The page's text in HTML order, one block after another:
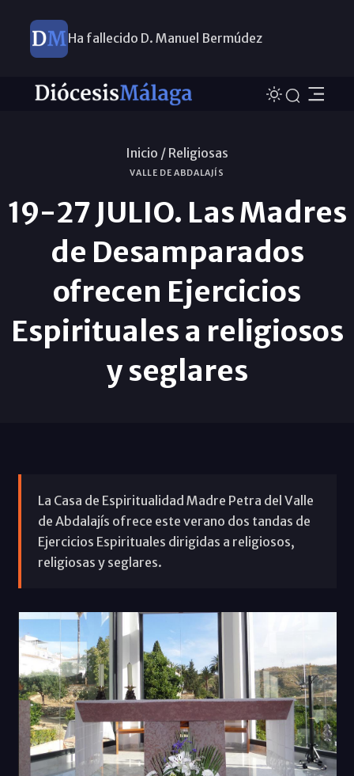
Ha fallecido D. Manuel Bermúdez
Inicio / Religiosas
VALLE DE ABDALAJÍS
19-27 JULIO. Las Madres
de Desamparados
ofrecen Ejercicios
Espirituales a religiosos
y seglares
La Casa de Espiritualidad Madre Petra del Valle
de Abdalajís ofrece este verano dos tandas de
Ejercicios Espirituales dirigidas a religiosos,
religiosas y seglares.